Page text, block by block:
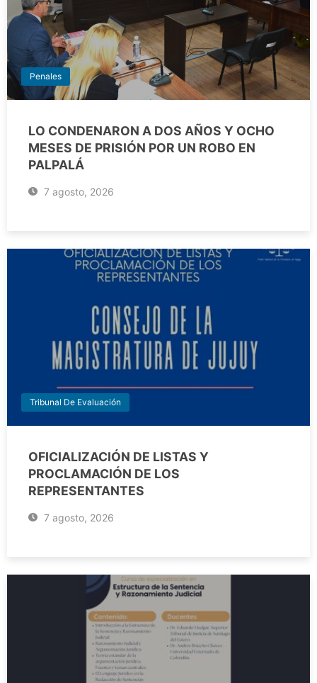
Penales
LO CONDENARON A DOS AÑOS Y OCHO
MESES DE PRISIÓN POR UN ROBO EN
PALPALÁ
7 agosto, 2026
Tribunal De Evaluación
OFICIALIZACIÓN DE LISTAS Y
PROCLAMACIÓN DE LOS
REPRESENTANTES
7 agosto, 2026